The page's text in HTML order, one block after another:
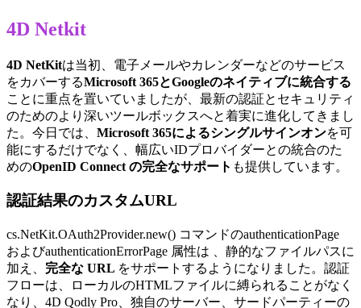
4D Netkit
4D NetKitは当初、電子メールやカレンダーなどのサービス
をカバーするMicrosoft 365とGoogleのネイティブに統合する
ことに重点を置いていましたが、最新の認証とセキュリティ
のためのより深いツールボックスへと着実に進化してきまし
た。今日では、 Microsoft 365によるシングルサインオンを可
能にするだけでなく、幅広いIDプロバイダーとの統合のた
めのOpenID Connect の完全なサポート も提供しています。
認証結果のカスタムURL
cs.NetKit.OAuth2Provider.new() コマンドのauthenticationPage
およびauthenticationErrorPage 属性は
、静的なファイルパスに
加え、 完全な URL をサポートするようになりました。認証
フローは、ローカルのHTMLファイルに縛られることがなく
なり、4D Qodly Pro、独自のサーバー、サードパーティーの